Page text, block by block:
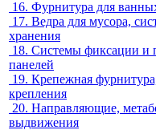
16. Фурнитура для
17. Ведра для мусора,
хранения
18. Системы фиксации и
панелей
19. Крепежная
крепления
20. Направляющие,
выдвижения